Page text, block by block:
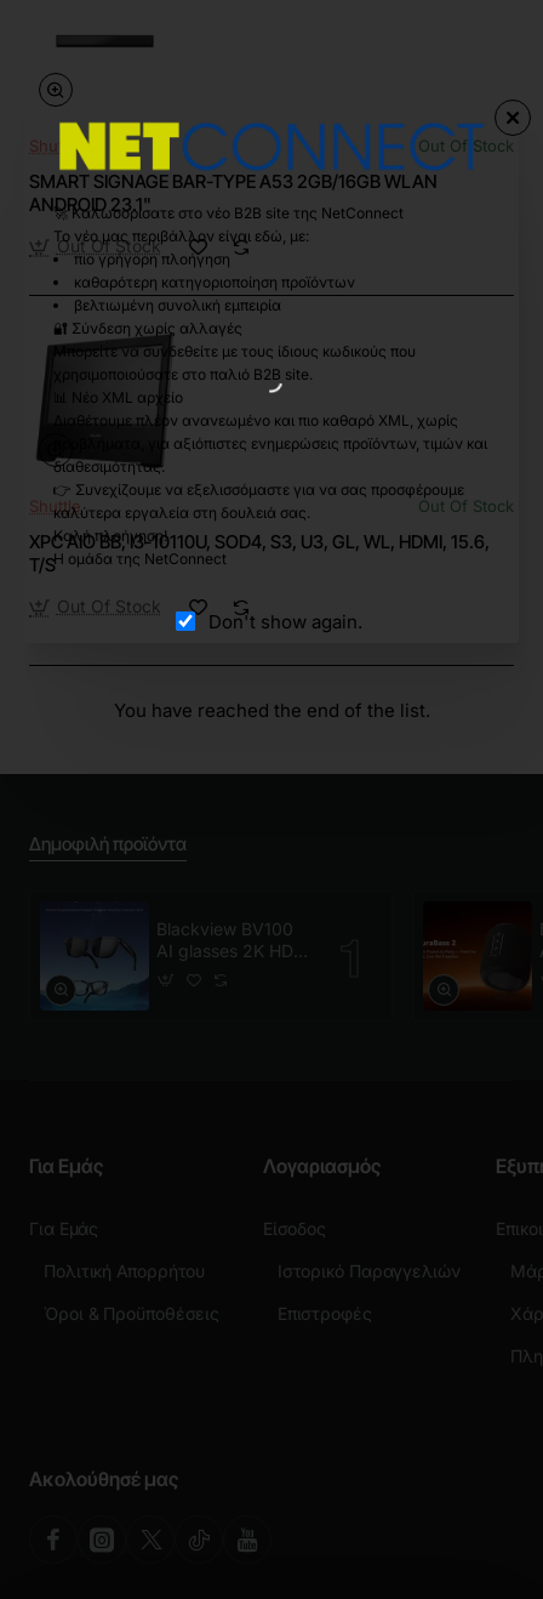
🚀 Καλωσορίσατε στο νέο B2B site της NetConnect
Το νέο μας περιβάλλον είναι εδώ, με:
πιο γρήγορη πλοήγηση
καθαρότερη κατηγοριοποίηση προϊόντων
βελτιωμένη συνολική εμπειρία
🔐 Σύνδεση χωρίς αλλαγές
Μπορείτε να συνδεθείτε με τους ίδιους κωδικούς που
χρησιμοποιούσατε στο παλιό B2B site.
📊 Νέο XML αρχείο
Διαθέτουμε πλέον ανανεωμένο και πιο καθαρό XML, χωρίς
προβλήματα, για αξιόπιστες ενημερώσεις προϊόντων, τιμών και
διαθεσιμότητας.
👉 Συνεχίζουμε να εξελισσόμαστε για να σας προσφέρουμε
καλύτερα εργαλεία στη δουλειά σας.
Καλή πλοήγηση!
Η ομάδα της NetConnect
Don't show again.
Shuttle Out Of Stock
SMART SIGNAGE BAR-TYPE A53 2GB/16GB WLAN
ANDROID 23.1"
Out Of Stock
Shuttle Out Of Stock
XPC AIO BB, I3-10110U, SOD4, S3, U3, GL, WL, HDMI, 15.6,
T/S
Out Of Stock
You have reached the end of the list.
Δημοφιλή προϊόντα
Blackview BV100
AI glasses 2K HD
800W Pixels Smart
Για Εμάς
Για Εμάς
Πολιτική Απορρήτου
Όροι & Προϋποθέσεις
Λογαριασμός
Είσοδος
Ιστορικό Παραγγελιών
Επιστροφές
Ακολούθησέ μας